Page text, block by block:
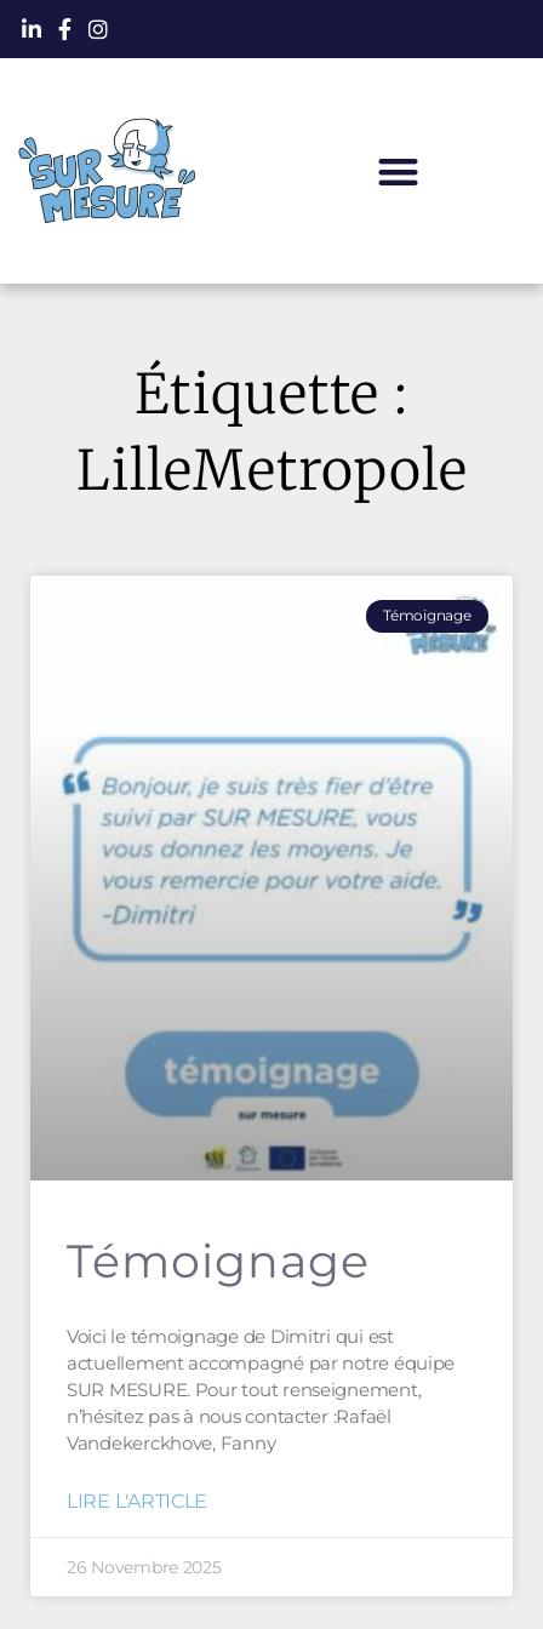
Étiquette :
LilleMetropole
Témoignage
Témoignage
Voici le témoignage de Dimitri qui est
actuellement accompagné par notre équipe
SUR MESURE. Pour tout renseignement,
n’hésitez pas à nous contacter :Rafaël
Vandekerckhove, Fanny
LIRE L'ARTICLE
26 Novembre 2025